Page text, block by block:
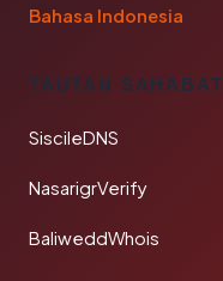
Bahasa Indonesia
TAUTAN SAHABAT
SiscileDNS
NasarigrVerify
BaliweddWhois